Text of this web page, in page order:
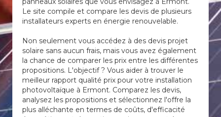
Le site compile et compare les devis de plusieurs
installateurs experts en énergie renouvelable.
Non seulement vous accédez à des devis projet
solaire sans aucun frais, mais vous avez également
la chance de comparer les prix entre les différentes
propositions. L'objectif ? Vous aider à trouver le
meilleur rapport qualité prix pour votre installation
photovoltaïque à Ermont. Comparez les devis,
analysez les propositions et sélectionnez l'offre la
plus alléchante en termes de coûts, d'efficacité